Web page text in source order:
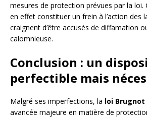
mesures de protection prévues par la loi.
en effet constituer un frein à l’action des
craignent d’être accusés de diffamation
calomnieuse.
Conclusion : un
perfectible mais
Malgré ses imperfections, la loi Brugnot
avancée majeure en matière de